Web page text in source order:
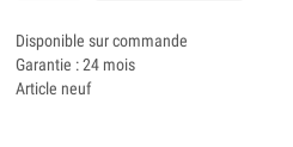
Disponible sur commande
Garantie : 24 mois
Article neuf